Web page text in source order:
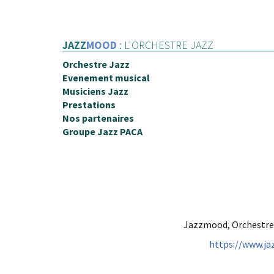
JAZZMOOD : L'ORCHESTRE JAZZ
Orchestre Jazz
Evenement musical
Musiciens Jazz
Prestations
Nos partenaires
Groupe Jazz PACA
Jazzmood, Orchestre
https://